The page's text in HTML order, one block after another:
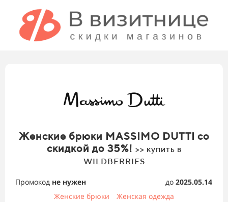
Женские брюки MASSIMO DUTTI со
скидкой до 35%! >> купить в
WILDBERRIES
Промокод не нужен до 2025.05.14
Женские брюки
Женская одежда